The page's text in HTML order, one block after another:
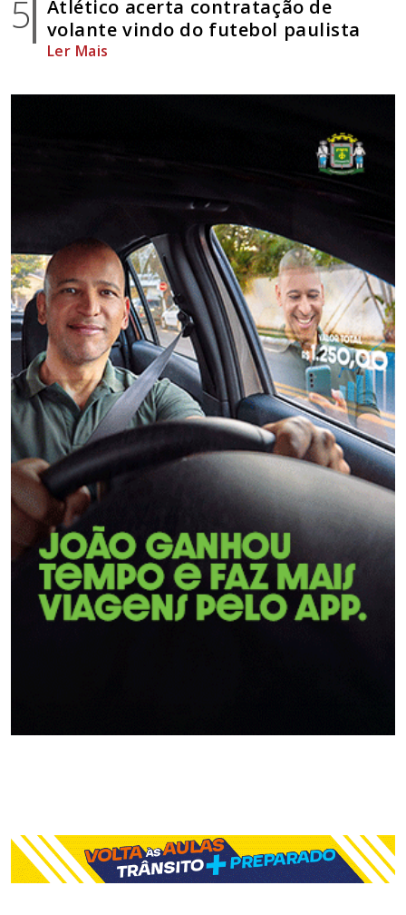
5
Atlético acerta contratação de
volante vindo do futebol paulista
Ler Mais